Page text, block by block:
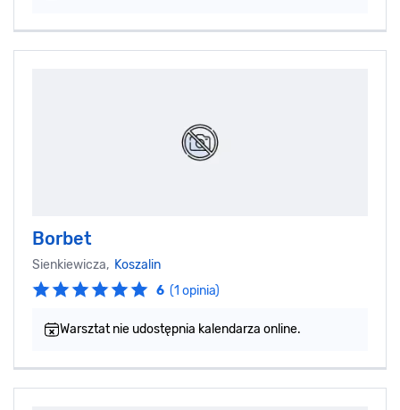
Borbet
Sienkiewicza, Koszalin
6 (1 opinia)
Warsztat nie udostępnia kalendarza online.